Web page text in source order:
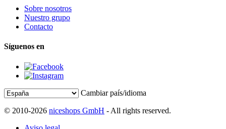
Sobre nosotros
Nuestro grupo
Contacto
Síguenos en
Cambiar país/idioma
© 2010-2026 niceshops GmbH - All rights reserved.